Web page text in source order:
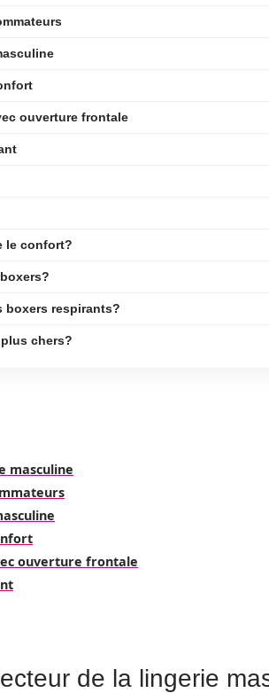
ouverture frontale
le confort?
boxers respirants?
chers?
masculine
ouverture frontale
de la lingerie